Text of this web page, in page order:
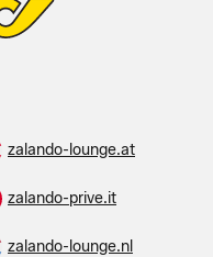
zalando-lounge.at
zalando-prive.it
zalando-lounge.nl